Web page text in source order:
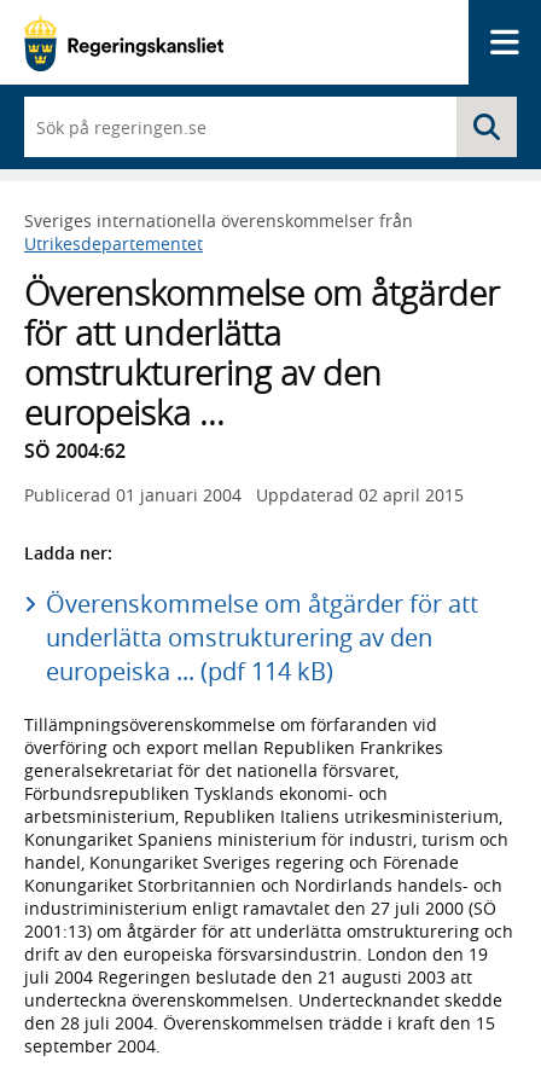
du
börjar
skriva
framträder
en
med
sökförslag
Sveriges internationella överenskommelser från
Utrikesdepartementet
Överenskommelse om åtgärder
för att underlätta
omstrukturering av den
europeiska ...
SÖ 2004:62
Publicerad 01 januari 2004 Uppdaterad 02 april 2015
Ladda ner:
Överenskommelse om åtgärder för att
underlätta omstrukturering av den
europeiska ... (pdf 114 kB)
Tillämpningsöverenskommelse om förfaranden vid
överföring och export mellan Republiken Frankrikes
generalsekretariat för det nationella försvaret,
Förbundsrepubliken Tysklands ekonomi- och
arbetsministerium, Republiken Italiens utrikesministerium,
Konungariket Spaniens ministerium för industri, turism och
handel, Konungariket Sveriges regering och Förenade
Konungariket Storbritannien och Nordirlands handels- och
industriministerium enligt ramavtalet den 27 juli 2000 (SÖ
2001:13) om åtgärder för att underlätta omstrukturering och
drift av den europeiska försvarsindustrin. London den 19
juli 2004 Regeringen beslutade den 21 augusti 2003 att
underteckna överenskommelsen. Undertecknandet skedde
den 28 juli 2004. Överenskommelsen trädde i kraft den 15
september 2004.